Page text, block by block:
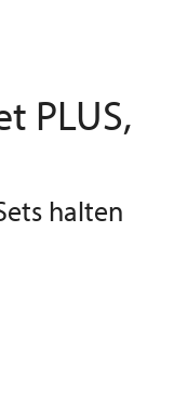
PLUS,
halten